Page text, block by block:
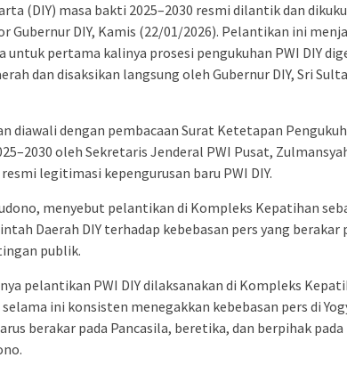
(DIY) masa bakti 2025–2030 resmi dilantik dan
Gubernur DIY, Kamis (22/01/2026). Pelantikan ini
untuk pertama kalinya prosesi pengukuhan PWI DIY
dan disaksikan langsung oleh Gubernur DIY, Sri
diawali dengan pembacaan Surat Ketetapan
oleh Sekretaris Jenderal PWI Pusat,
legitimasi kepengurusan baru PWI DIY.
menyebut pelantikan di Kompleks Kepatihan
Daerah DIY terhadap kebebasan pers yang berakar
publik.
pelantikan PWI DIY dilaksanakan di Kompleks
selama ini konsisten menegakkan kebebasan pers di
berakar pada Pancasila, beretika, dan berpihak